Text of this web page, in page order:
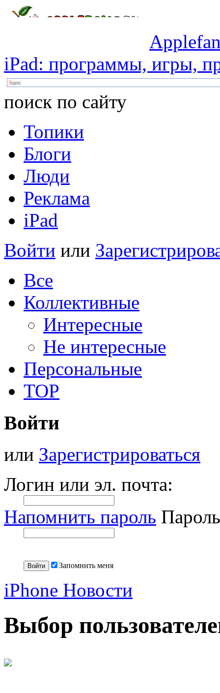
iPad: программы, игры,
поиск по сайту
Топики
Блоги
Люди
Реклама
iPad
Войти или
Все
Коллективные
Интересные
Не интересные
Персональные
TOP
Войти
или Зарегистрироваться
Логин или эл. почта:
Напомнить пароль
Запомнить меня
iPhone Новости
Выбор